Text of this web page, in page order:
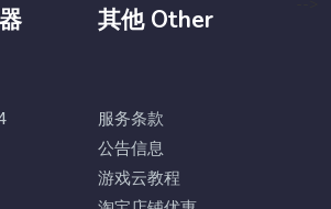
其他 Other
服务条款
公告信息
游戏云教程